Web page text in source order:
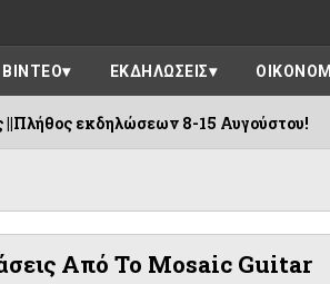
ΒΙΝΤΕΟ ΕΚΔΗΛΩΣΕΙΣ
8-15 Αυγούστου! 06/
Από Το Mosaic Guitar